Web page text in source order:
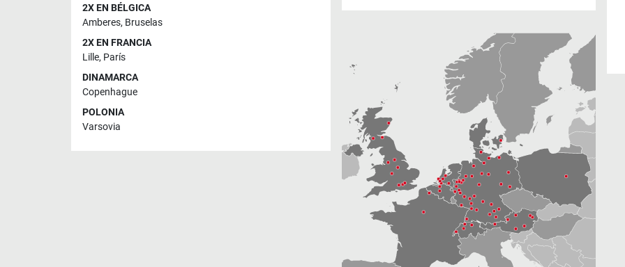
2X EN BÉLGICA
Amberes, Bruselas
2X EN FRANCIA
Lille, París
DINAMARCA
Copenhague
POLONIA
Varsovia